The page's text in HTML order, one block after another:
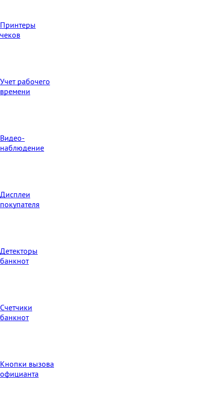
Принтеры
чеков
Учет рабочего
времени
Видео‑
наблюдение
Дисплеи
покупателя
Детекторы
банкнот
Счетчики
банкнот
Кнопки вызова
официанта